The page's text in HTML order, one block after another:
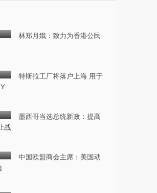
林郑月娥：致力为香港公民
特斯拉工厂将落户上海 用于
墨西哥当选总统新政：提高
战
中国欧盟商会主席：美国动